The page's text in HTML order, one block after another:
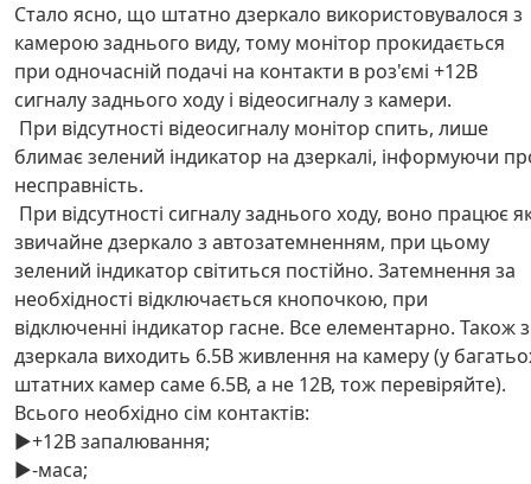
Стало ясно, що штатно дзеркало використовувалося з
камерою заднього виду, тому монітор прокидається
при одночасній подачі на контакти в роз'ємі +12В
сигналу заднього ходу і відеосигналу з камери.
При відсутності відеосигналу монітор спить, лише
блимає зелений індикатор на дзеркалі, інформуючи
несправність.
При відсутності сигналу заднього ходу, воно працює
звичайне дзеркало з автозатемненням, при цьому
зелений індикатор світиться постійно. Затемнення за
необхідності відключається кнопочкою, при
відключенні індикатор гасне. Все елементарно. Також з
дзеркала виходить 6.5В живлення на камеру (у
штатних камер саме 6.5В, а не 12В, тож перевіряйте).
Всього необхідно сім контактів:
▶️+12В запалювання;
▶️-маса;